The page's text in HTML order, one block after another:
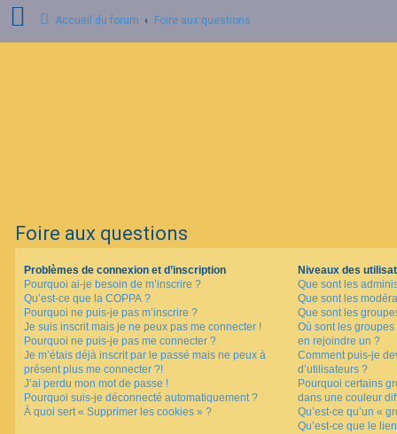
n
Accueil du forum Foire aux questions
Foire aux questions
Problèmes de connexion et d’inscription
Pourquoi ai-je besoin de m’inscrire ?
Qu’est-ce que la COPPA ?
Pourquoi ne puis-je pas m’inscrire ?
Je suis inscrit mais je ne peux pas me connecter !
Pourquoi ne puis-je pas me connecter ?
Je m’étais déjà inscrit par le passé mais ne peux à
présent plus me connecter ?!
J’ai perdu mon mot de passe !
Pourquoi suis-je déconnecté automatiquement ?
À quoi sert « Supprimer les cookies » ?
Niveaux des
Que sont les
Que sont les
Que sont les
Où sont les
en rejoindre un ?
Comment puis-je
d’utilisateurs ?
Pourquoi certains
dans une couleur
Qu’est-ce qu’un «
Qu’est-ce que le